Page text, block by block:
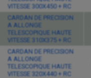
VITESSE 300X450 + RC
CARDAN DE PRECISION
A ALLONGE
TELESCOPIQUE HAUTE
VITESSE 310X375 + RC
CARDAN DE PRECISION
A ALLONGE
TELESCOPIQUE HAUTE
VITESSE 320X440 + RC